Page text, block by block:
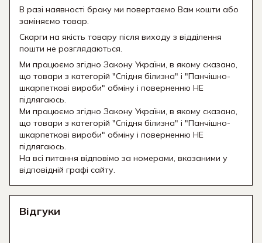
В разі наявності браку ми повертаємо Вам кошти або
заміняємо товар.
Скарги на якість товару після виходу з відділення
пошти не розглядаються.
Ми працюємо згідно Закону України, в якому сказано,
що товари з категорій "Спідня білизна" і "Панчішно-
шкарпеткові вироби" обміну і поверненню НЕ
підлягаюсь.
Ми працюємо згідно Закону України, в якому сказано,
що товари з категорій "Спідня білизна" і "Панчішно-
шкарпеткові вироби" обміну і поверненню НЕ
підлягаюсь.
На всі питання відповімо за номерами, вказаними у
відповідній графі сайту.
Відгуки